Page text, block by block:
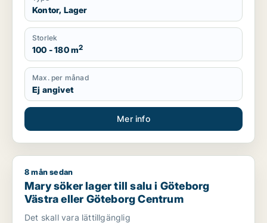
Kontor, Lager
Storlek
100 - 180 m2
Max. per månad
Ej angivet
Mer info
Mary söker lager till salu i Göteborg Västra eller Göteborg
8 mån sedan
Mary söker lager till salu i Göteborg
Västra eller Göteborg Centrum
Det skall vara lättillgänglig